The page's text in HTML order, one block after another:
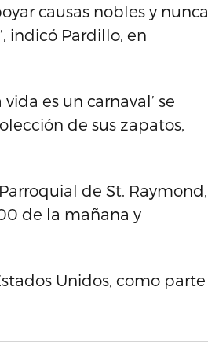
causas nobles y nunca
indicó Pardillo, en
es un carnaval’ se
de sus zapatos,
de St. Raymond,
de la mañana y
Unidos, como parte